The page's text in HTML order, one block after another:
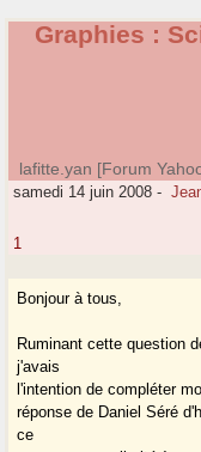
Graphies :
lafitte.yan [Forum
samedi 14 juin 2008 -
1
Bonjour à tous,
Ruminant cette question
j'avais
l'intention de compléter
réponse de Daniel Séré
ce